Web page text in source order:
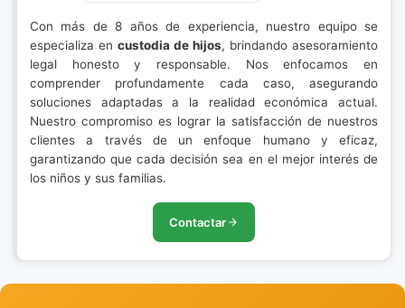
Con más de 8 años de experiencia, nuestro equipo se
especializa en custodia de hijos, brindando asesoramiento
legal honesto y responsable. Nos enfocamos en
comprender profundamente cada caso, asegurando
soluciones adaptadas a la realidad económica actual.
Nuestro compromiso es lograr la satisfacción de nuestros
clientes a través de un enfoque humano y eficaz,
garantizando que cada decisión sea en el mejor interés de
los niños y sus familias.
Contactar